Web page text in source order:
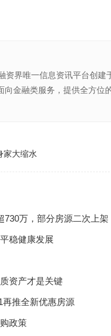
资界唯一信息资讯平台创建
金融类服务，提供全方位
家大缩水
730万，部分房源二次上架
稳健康发展
资产才是关键
推全新优惠房源
政策